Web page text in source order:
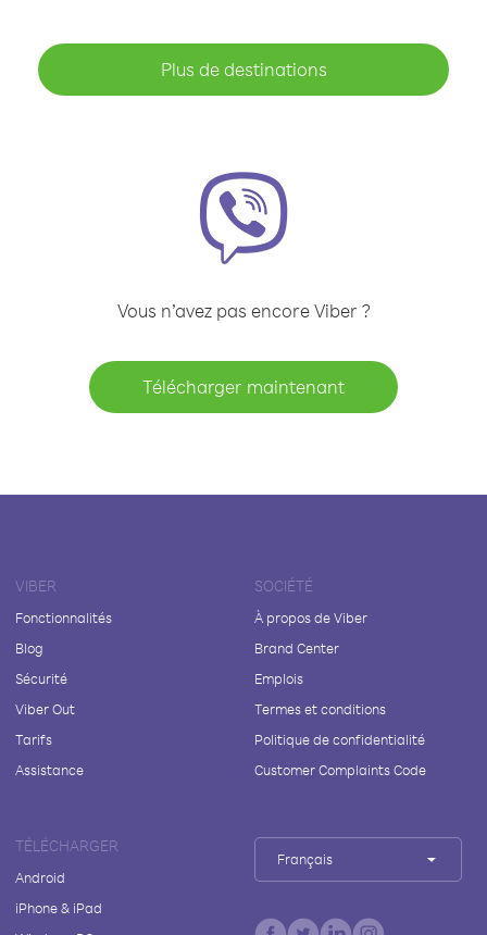
Plus de destinations
Vous n’avez pas encore Viber ?
Télécharger maintenant
VIBER
Fonctionnalités
Blog
Sécurité
Viber Out
Tarifs
Assistance
SOCIÉTÉ
À propos de Viber
Brand Center
Emplois
Termes et conditions
Politique de confidentialité
Customer Complaints Code
TÉLÉCHARGER
Android
iPhone & iPad
Français